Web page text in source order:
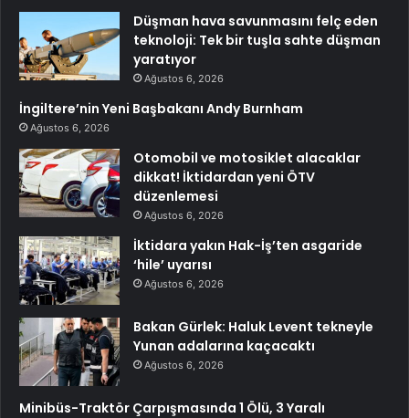
Düşman hava savunmasını felç eden
teknoloji: Tek bir tuşla sahte düşman
yaratıyor
Ağustos 6, 2026
İngiltere’nin Yeni Başbakanı Andy Burnham
Ağustos 6, 2026
Otomobil ve motosiklet alacaklar
dikkat! İktidardan yeni ÖTV
düzenlemesi
Ağustos 6, 2026
İktidara yakın Hak-İş’ten asgaride
‘hile’ uyarısı
Ağustos 6, 2026
Bakan Gürlek: Haluk Levent tekneyle
Yunan adalarına kaçacaktı
Ağustos 6, 2026
Minibüs-Traktör Çarpışmasında 1 Ölü, 3 Yaralı